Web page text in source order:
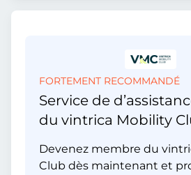
FORTEMENT RECOMMANDÉ
Service de
du vintrica Mobility
Devenez membre du
Club dès maintenant et